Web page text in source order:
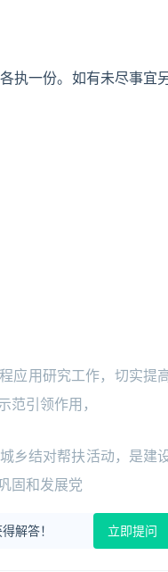
执一份。如有未尽事宜
应用研究工作，切实提
引领作用，
乡结对帮扶活动，是建
固和发展党
解答！ 立即提问